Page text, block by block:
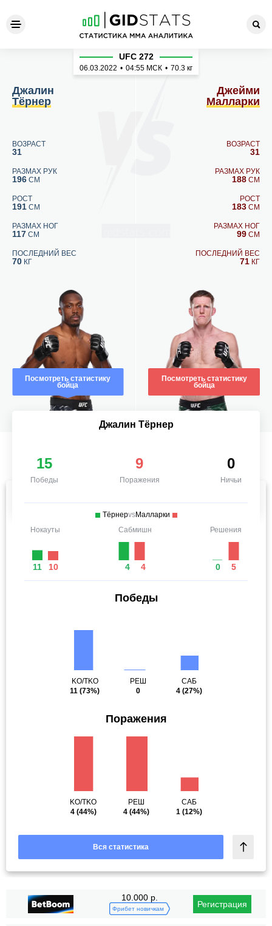
Джалин Тёрнер - Джейми
Джалин
Тёрнер
ВОЗРАСТ
31
РАЗМАХ РУК
196 СМ
РОСТ
191 СМ
РАЗМАХ НОГ
117 СМ
ПОСЛЕДНИЙ ВЕС
70 КГ
Посмотреть статистику
бойца
UFC 272
06.03.2022 • 04:55 МСК • 70.3 кг
Джейми
Малларки
ВОЗРАСТ
31
РАЗМАХ РУК
188 СМ
РОСТ
183 СМ
РАЗМАХ НОГ
99 СМ
ПОСЛЕДНИЙ ВЕС
71 КГ
Посмотреть статистику
бойца
Джалин Тёрнер
15
Победы
9
Поражения
0
Ничьи
ТёрнерvsМалларки
Нокауты
11 10
Сабмишн
4 4
Решения
0 5
Победы
KO/TKO
11 (73%)
РЕШ
0
САБ
4 (27%)
Поражения
KO/TKO
4(44%)
РЕШ
4 (44%)
САБ
1 (12%)
Вся статистика
10.000 р.
Фрибет новичкам Регистрация